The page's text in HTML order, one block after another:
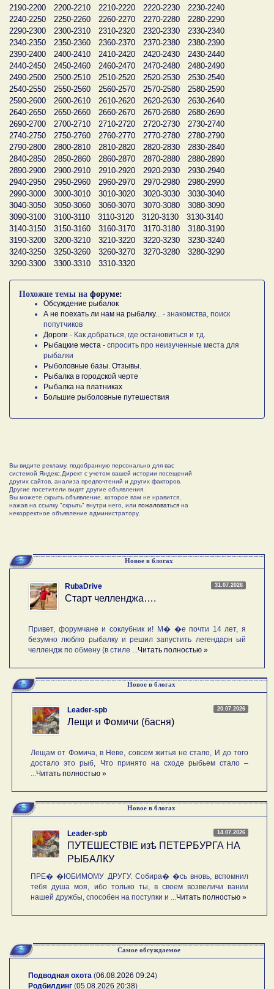
2190-2200
2200-2210 2210-2220 2220-2230
2230-2240
2240-2250
2250-2260 2260-2270 2270-2280
2280-2290
2290-2300
2300-2310 2310-2320 2320-2330
2330-2340
2340-2350
2350-2360 2360-2370 2370-2380
2380-2390
2390-2400
2400-2410 2410-2420 2420-2430
2430-2440
2440-2450
2450-2460 2460-2470 2470-2480
2480-2490
2490-2500
2500-2510 2510-2520 2520-2530
2530-2540
2540-2550
2550-2560 2560-2570 2570-2580
2580-2590
2590-2600
2600-2610 2610-2620 2620-2630
2630-2640
2640-2650
2650-2660 2660-2670 2670-2680
2680-2690
2690-2700
2700-2710 2710-2720 2720-2730
2730-2740
2740-2750
2750-2760 2760-2770 2770-2780
2780-2790
2790-2800
2800-2810 2810-2820 2820-2830
2830-2840
2840-2850
2850-2860 2860-2870 2870-2880
2880-2890
2890-2900
2900-2910 2910-2920 2920-2930
2930-2940
2940-2950
2950-2960 2960-2970 2970-2980
2980-2990
2990-3000
3000-3010 3010-3020 3020-3030
3030-3040
3040-3050
3050-3060 3060-3070 3070-3080
3080-3090
3090-3100
3100-3110 3110-3120 3120-3130
3130-3140
3140-3150
3150-3160 3160-3170 3170-3180
3180-3190
3190-3200
3200-3210 3210-3220 3220-3230
3230-3240
3240-3250
3250-3260 3260-3270 3270-3280
3280-3290
3290-3300
3300-3310 3310-3320
Похожие темы на форуме:
Обсуждение рыбалок
А не поехать ли нам на рыбалку... - знакомства, поиск
попутчиков
Дороги - Как добраться, где остановиться и тд.
Рыбацкие места - спросить про неизученные места для
рыбалки
Рыболовные базы. Отзывы.
Рыбалка в городской черте
Рыбалка на платниках
Большие рыболовные путешествия
Вы видите рекламу, подобранную персонально для вас
системой Яндекс.Директ с учетом вашей истории посещений
других сайтов, анализа предпочтений и других факторов.
Другие посетители видят другие объявления.
Вы можете скрыть объявление, которое вам не нравится,
нажав на ссылку "скрыть" внутри него, или пожаловаться на
некорректное объявление администратору.
Новое в блогах
31.07.2026
RubaDrive
Старт челленджа….
Привет, форумчане и соклубник и! М� �е почти 14 лет, я
безумно люблю рыбалку и решил запустить легендарн ый
челлендж по обмену (в стиле ...Читать полностью »
Новое в блогах
20.07.2026
Leader-spb
Лещи и Фомичи (басня)
Лещам от Фомича, в Неве, совсем житья не стало, И до того
достало это рыб, Что принято на сходе рыбьем стало –
...Читать полностью »
Новое в блогах
14.07.2026
Leader-spb
ПУТЕШЕСТВIE изѣ ПЕТЕРБУРГА НА
РЫБАЛКУ
ПРЕ� �ЮБИМОМУ ДРУГУ. Собира� �сь вновь, вспомнил
тебя душа моя, ибо только ты, в своем возвеличи вании
нашей дружбы, способен на поступки и ...Читать полностью »
Самое обсуждаемое
Подводная охота (06.08.2026 09:24)
Родбилдинг (05.08.2026 20:38)